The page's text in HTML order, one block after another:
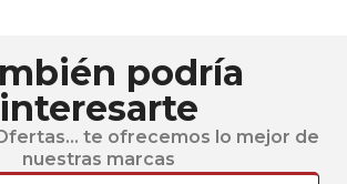
podría
interesarte
te ofrecemos lo mejor de
nuestras marcas